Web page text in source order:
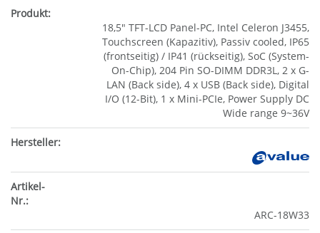
18,5" TFT-LCD Panel-PC, Intel Celeron J3455,
Touchscreen (Kapazitiv), Passiv cooled, IP65
(frontseitig) / IP41 (rückseitig), SoC (System-
On-Chip), 204 Pin SO-DIMM DDR3L, 2 x G-
LAN (Back side), 4 x USB (Back side), Digital
I/O (12-Bit), 1 x Mini-PCIe, Power Supply DC
Wide range 9~36V
ARC-18W33